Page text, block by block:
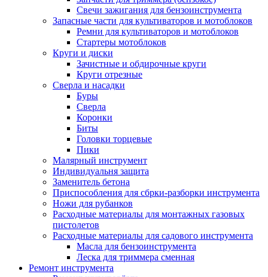
Свечи зажигания для бензоинструмента
Запасные части для культиваторов и мотоблоков
Ремни для культиваторов и мотоблоков
Стартеры мотоблоков
Круги и диски
Зачистные и обдирочные круги
Круги отрезные
Сверла и насадки
Буры
Сверла
Коронки
Биты
Головки торцевые
Пики
Малярный инструмент
Индивидуальня защита
Заменитель бетона
Приспособления для сбрки-разборки инструмента
Ножи для рубанков
Расходные материалы для монтажных газовых
пистолетов
Расходные материалы для садового инструмента
Масла для бензоинструмента
Леска для триммера сменная
Ремонт инструмента